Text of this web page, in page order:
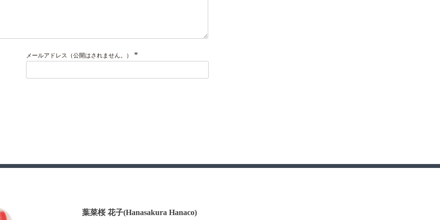
メールアドレス（公開はされません。） *
葉菜桜 花子(Hanasakura Hanaco)